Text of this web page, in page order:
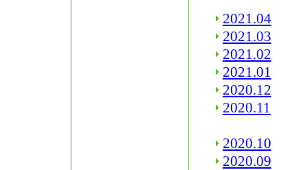
2021.04
2021.03
2021.02
2021.01
2020.12
2020.11
2020.10
2020.09